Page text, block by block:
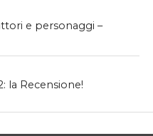
e personaggi –
la Recensione!